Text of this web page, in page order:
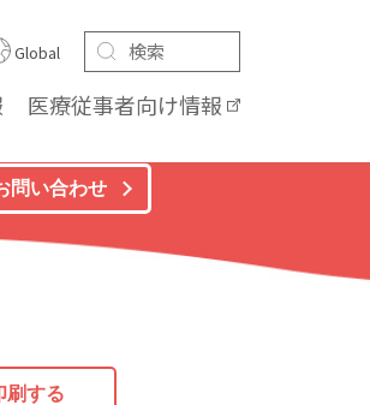
医療従事者向け情報
Global
問い合わせ
刷する